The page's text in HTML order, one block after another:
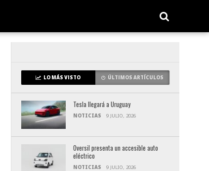
LO MÁS VISTO ÚLTIMOS ARTÍCULOS
Tesla llegará a Uruguay
NOTICIAS 9 JULIO, 2026
Oversil presenta un accesible auto
eléctrico
NOTICIAS 9 JULIO, 2026